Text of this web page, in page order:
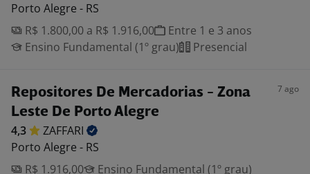
Porto Alegre - RS
R$ 1.800,00 a R$ 1.916,00
Entre 1 e 3 anos
Ensino Fundamental (1º grau)
Presencial
Repositores De Mercadorias - Zona
Leste De Porto Alegre
7 ago
4,3
ZAFFARI
Porto Alegre - RS
R$ 1.916,00
Ensino Fundamental (1º grau)